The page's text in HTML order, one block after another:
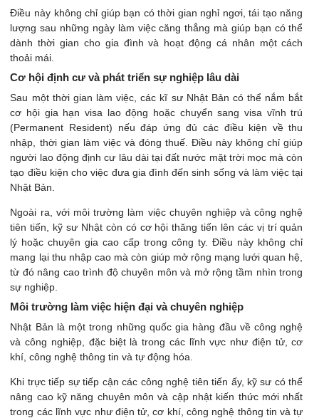
Điều này không chỉ giúp bạn có thời gian nghỉ ngơi, tái tạo năng
lượng sau những ngày làm việc căng thẳng mà giúp bạn có thể
dành thời gian cho gia đình và hoạt động cá nhân một cách
thoải mái.
Cơ hội định cư và phát triển sự nghiệp lâu dài
Sau một thời gian làm việc, các kĩ sư Nhật Bản có thể nắm bắt
cơ hội gia hạn visa lao động hoặc chuyển sang visa vĩnh trú
(Permanent Resident) nếu đáp ứng đủ các điều kiện về thu
nhập, thời gian làm việc và đóng thuế. Điều này không chỉ giúp
người lao động định cư lâu dài tại đất nước mặt trời mọc mà còn
tạo điều kiện cho việc đưa gia đình đến sinh sống và làm việc tại
Nhật Bản.
Ngoài ra, với môi trường làm việc chuyên nghiệp và công nghệ
tiên tiến, kỹ sư Nhật còn có cơ hội thăng tiến lên các vị trí quản
lý hoặc chuyên gia cao cấp trong công ty. Điều này không chỉ
mang lại thu nhập cao mà còn giúp mở rộng mạng lưới quan hệ,
từ đó nâng cao trình độ chuyên môn và mở rộng tầm nhìn trong
sự nghiệp.
Môi trường làm việc hiện đại và chuyên nghiệp
Nhật Bản là một trong những quốc gia hàng đầu về công nghệ
và công nghiệp, đặc biệt là trong các lĩnh vực như điện tử, cơ
khí, công nghệ thông tin và tự động hóa.
Khi trực tiếp sự tiếp cận các công nghệ tiên tiến ấy, kỹ sư có thể
nâng cao kỹ năng chuyên môn và cập nhật kiến thức mới nhất
trong các lĩnh vực như điện tử, cơ khí, công nghệ thông tin và tự